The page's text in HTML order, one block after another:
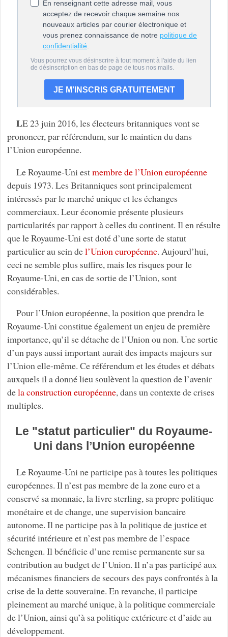
LE 23 juin 2016, les électeurs britanniques vont se
prononcer, par référendum, sur le maintien du dans
l’Union européenne.
Le Royaume-Uni estmembre de l’Union européenne
depuis 1973. Les Britanniques sont principalement
intéressés par le marché unique et les échanges
commerciaux. Leur économie présente plusieurs
particularités par rapport à celles du continent. Il en résulte
que le Royaume-Uni est doté d’une sorte de statut
particulier au sein del’Union européenne. Aujourd’hui,
ceci ne semble plus suffire, mais les risques pour le
Royaume-Uni, en cas de sortie de l’Union, sont
considérables.
Pour l’Union européenne, la position que prendra le
Royaume-Uni constitue également un enjeu de première
importance, qu’il se détache de l’Union ou non. Une sortie
d’un pays aussi important aurait des impacts majeurs sur
l’Union elle-même. Ce référendum et les études et débats
auxquels il a donné lieu soulèvent la question de l’avenir
dela construction européenne, dans un contexte de crises
multiples.
Le "statut particulier" du Royaume-
Uni dans l’Union européenne
Le Royaume-Uni ne participe pas à toutes les politiques
européennes. Il n’est pas membre de la zone euro et a
conservé sa monnaie, la livre sterling, sa propre politique
monétaire et de change, une supervision bancaire
autonome. Il ne participe pas à la politique de justice et
sécurité intérieure et n’est pas membre de l’espace
Schengen. Il bénéficie d’une remise permanente sur sa
contribution au budget de l’Union. Il n’a pas participé aux
mécanismes financiers de secours des pays confrontés à la
crise de la dette souveraine. En revanche, il participe
pleinement au marché unique, à la politique commerciale
de l’Union, ainsi qu’à sa politique extérieure et d’aide au
développement.